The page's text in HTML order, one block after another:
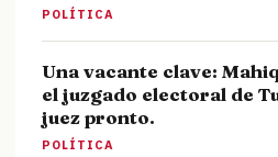
POLÍTICA
Una vacante clave:
el juzgado electoral de
juez pronto.
POLÍTICA